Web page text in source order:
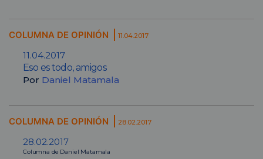
COLUMNA DE OPINIÓN 11.04.2017
11.04.2017
Eso es todo, amigos
Por Daniel Matamala
COLUMNA DE OPINIÓN 28.02.2017
28.02.2017
Columna de Daniel Matamala